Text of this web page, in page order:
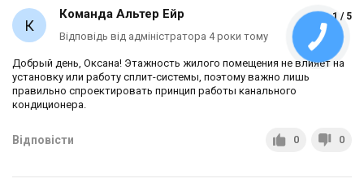
1 / 5
Команда Альтер Ейр
Відповідь від адміністратора 4 роки тому
Добрый день, Оксана! Этажность жилого помещения не влияет на
установку или работу сплит-системы, поэтому важно лишь
правильно спроектировать принцип работы канального
кондиционера.
Відповісти 0 0